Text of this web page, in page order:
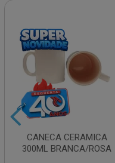
CANECA CERAMICA
300ML BRANCA/ROSA